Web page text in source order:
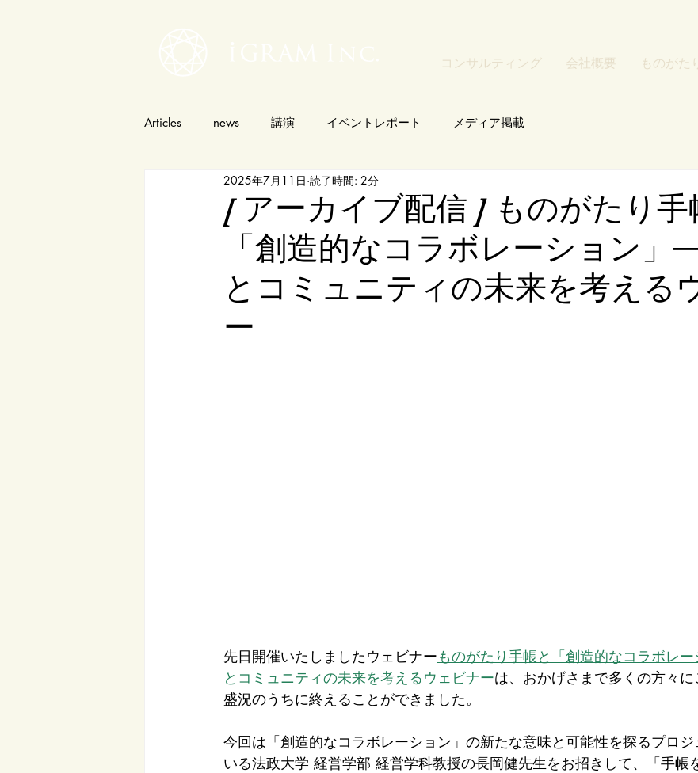
コンサルティング 会社概要 ものがた
Articles news 講演 イベントレポート メディア掲載
[ アーカイブ配信 ] ものがたり手
「創造的なコラボレーション」
とコミュニティの未来を考える
ー
2025年7月11日 読了時間: 2分
先日開催いたしましたウェビナーものがたり手帳と「創造的なコラボレ
とコミュニティの未来を考えるウェビナーは、おかげさまで多くの方々に
盛況のうちに終えることができました。
今回は「創造的なコラボレーション」の新たな意味と可能性を探るプロ
いる法政大学 経営学部 経営学科教授の長岡健先生をお招きして、「手帳